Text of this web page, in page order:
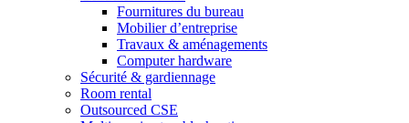
Fournitures du bureau
Mobilier d’entreprise
Travaux & aménagements
Computer hardware
Sécurité & gardiennage
Room rental
Outsourced CSE